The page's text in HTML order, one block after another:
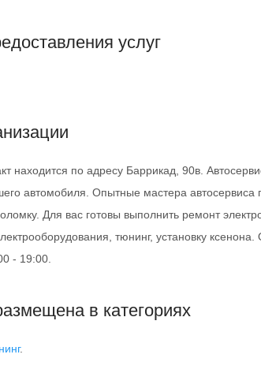
услуг
находится по адресу Баррикад, 90в.
автомобиля. Опытные мастера автосервиса
Для вас готовы выполнить ремонт
тюнинг, установку ксенона.
- 19:00.
в категориях
.